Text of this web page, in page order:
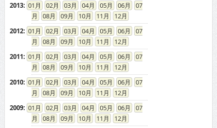
2013: 01 02 03 04 05 06
07
08
09 10 11
12
2012: 01 02 03 04 05 06
07
08
09 10 11
12
2011: 01 02 03 04 05 06
07
08
09 10 11
12
2010: 01 02 03 04 05 06
07
08
09 10 11
12
2009: 01 02 03 04 05 06
07
08
09 10 11
12